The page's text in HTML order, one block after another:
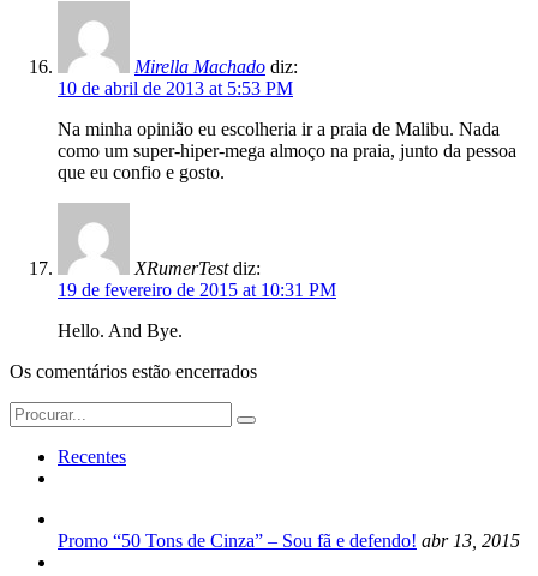
Mirella Machado diz:
10 de abril de 2013 at 5:53 PM
Na minha opinião eu escolheria ir a praia de Malibu. Nada
como um super-hiper-mega almoço na praia, junto da pessoa
que eu confio e gosto.
XRumerTest diz:
19 de fevereiro de 2015 at 10:31 PM
Hello. And Bye.
Os comentários estão encerrados
Search
for:
Recentes
Promo “50 Tons de Cinza” – Sou fã e defendo! abr 13, 2015